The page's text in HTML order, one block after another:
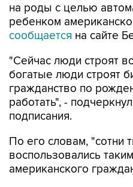
на роды с целью
ребенком
сообщается на сайте
"Сейчас люди строят
богатые люди строят
гражданство по
работать", -
подписания.
По его словам, "сотни
воспользовались
американского